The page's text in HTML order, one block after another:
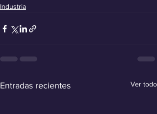
Industria
Entradas recientes Ver todo